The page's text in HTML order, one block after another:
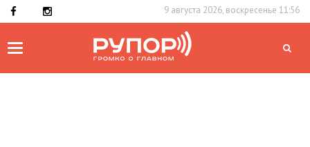
9 августа 2026, воскресенье 11:56
Toggle